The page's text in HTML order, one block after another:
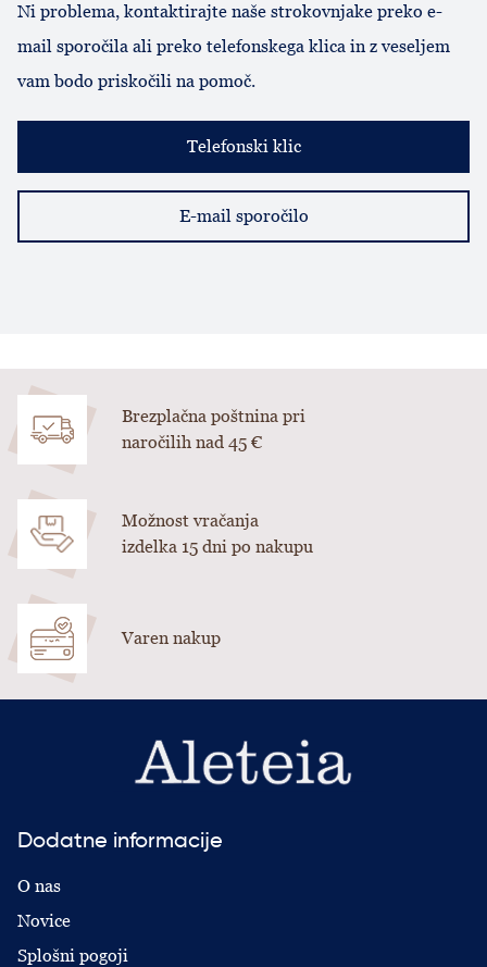
Ni problema, kontaktirajte naše strokovnjake preko e-
mail sporočila ali preko telefonskega klica in z veseljem
vam bodo priskočili na pomoč.
Telefonski klic
E-mail sporočilo
Brezplačna poštnina pri
naročilih nad 45 €
Možnost vračanja
izdelka 15 dni po nakupu
Varen nakup
Dodatne informacije
O nas
Novice
Splošni pogoji